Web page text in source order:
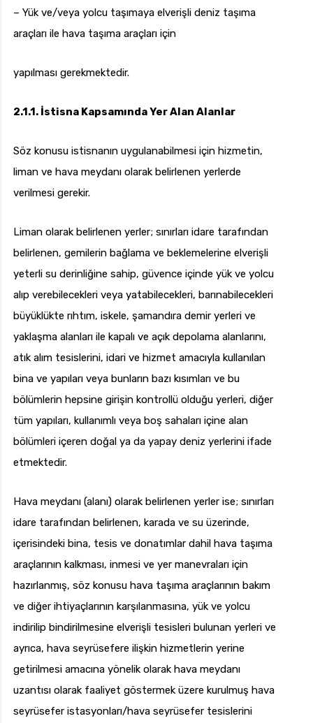
– Yük ve/veya yolcu taşımaya elverişli deniz taşıma
araçları ile hava taşıma araçları için
yapılması gerekmektedir.
2.1.1. İstisna Kapsamında Yer Alan Alanlar
Söz konusu istisnanın uygulanabilmesi için hizmetin,
liman ve hava meydanı olarak belirlenen yerlerde
verilmesi gerekir.
Liman olarak belirlenen yerler; sınırları idare tarafından
belirlenen, gemilerin bağlama ve beklemelerine elverişli
yeterli su derinliğine sahip, güvence içinde yük ve yolcu
alıp verebilecekleri veya yatabilecekleri, barınabilecekleri
büyüklükte rıhtım, iskele, şamandıra demir yerleri ve
yaklaşma alanları ile kapalı ve açık depolama alanlarını,
atık alım tesislerini, idari ve hizmet amacıyla kullanılan
bina ve yapıları veya bunların bazı kısımları ve bu
bölümlerin hepsine girişin kontrollü olduğu yerleri, diğer
tüm yapıları, kullanımlı veya boş sahaları içine alan
bölümleri içeren doğal ya da yapay deniz yerlerini ifade
etmektedir.
Hava meydanı (alanı) olarak belirlenen yerler ise; sınırları
idare tarafından belirlenen, karada ve su üzerinde,
içerisindeki bina, tesis ve donatımlar dahil hava taşıma
araçlarının kalkması, inmesi ve yer manevraları için
hazırlanmış, söz konusu hava taşıma araçlarının bakım
ve diğer ihtiyaçlarının karşılanmasına, yük ve yolcu
indirilip bindirilmesine elverişli tesisleri bulunan yerleri ve
ayrıca, hava seyrüsefere ilişkin hizmetlerin yerine
getirilmesi amacına yönelik olarak hava meydanı
uzantısı olarak faaliyet göstermek üzere kurulmuş hava
seyrüsefer istasyonları/hava seyrüsefer tesislerini